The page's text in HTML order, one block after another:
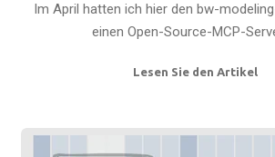
Im April hatten ich hier den bw-
einen Open-Source-MCP-
Lesen Sie den Artikel